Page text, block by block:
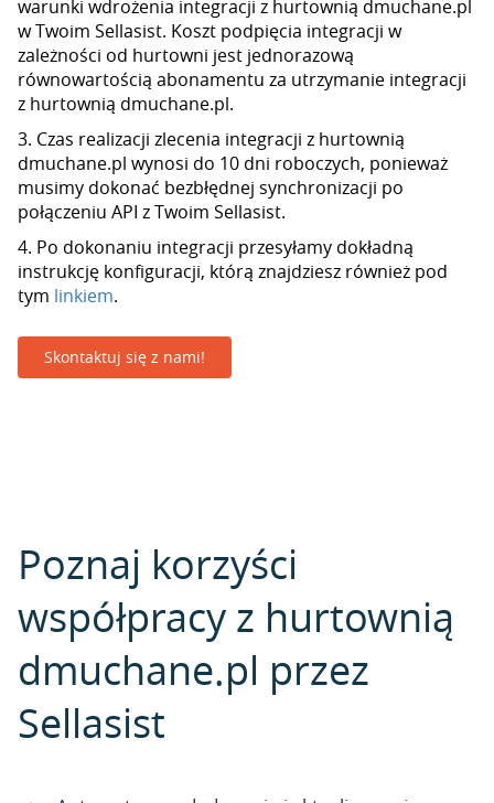
warunki wdrożenia integracji z hurtownią dmuchane.pl
w Twoim Sellasist. Koszt podpięcia integracji w
zależności od hurtowni jest jednorazową
równowartością abonamentu za utrzymanie integracji
z hurtownią dmuchane.pl.
3. Czas realizacji zlecenia integracji z hurtownią
dmuchane.pl wynosi do 10 dni roboczych, ponieważ
musimy dokonać bezbłędnej synchronizacji po
połączeniu API z Twoim Sellasist.
4. Po dokonaniu integracji przesyłamy dokładną
instrukcję konfiguracji, którą znajdziesz również pod
tym linkiem.
Skontaktuj się z nami!
Poznaj korzyści
współpracy z hurtownią
dmuchane.pl przez
Sellasist